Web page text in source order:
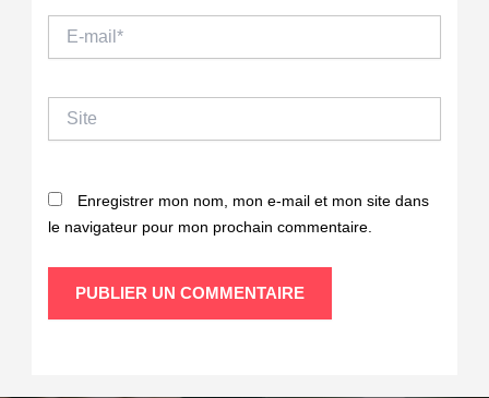
mail*
Site
Enregistrer mon nom, mon e-mail et mon site dans
le navigateur pour mon prochain commentaire.